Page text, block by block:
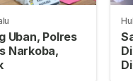
Uban, Polres
Narkoba,